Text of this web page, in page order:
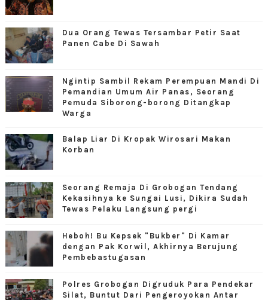
Dua Orang Tewas Tersambar Petir Saat
Panen Cabe Di Sawah
Ngintip Sambil Rekam Perempuan Mandi Di
Pemandian Umum Air Panas, Seorang
Pemuda Siborong-borong Ditangkap
Warga
Balap Liar Di Kropak Wirosari Makan
Korban
Seorang Remaja Di Grobogan Tendang
Kekasihnya ke Sungai Lusi, Dikira Sudah
Tewas Pelaku Langsung pergi
Heboh! Bu Kepsek "Bukber" Di Kamar
dengan Pak Korwil, Akhirnya Berujung
Pembebastugasan
Polres Grobogan Digruduk Para Pendekar
Silat, Buntut Dari Pengeroyokan Antar